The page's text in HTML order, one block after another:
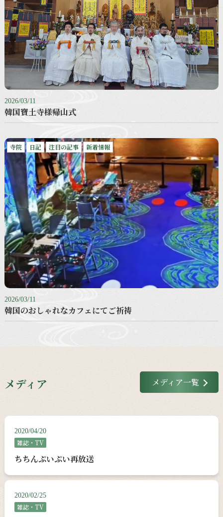
2026/03/11
韓国寶土寺様帰山式
寺院 日記 注目の記事 新着情報
2026/03/11
韓国のおしゃれなカフェにてご祈祷
メディア メディア一覧
2020/04/20
雑誌・TV
ちちんぷいぷい再放送
2020/02/25
雑誌・TV